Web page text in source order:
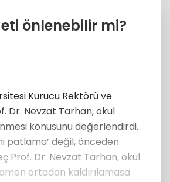
önlenebilir mi?
Kurucu Rektörü ve
Dr. Nevzat Tarhan, okul
konusunu değerlendirdi.
patlama’ değil, önceden
ortadan kaldırılamasa